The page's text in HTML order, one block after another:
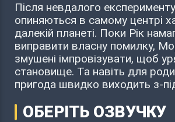
Після невдалого експерименту
опиняються в самому центрі
далекій планеті. Поки Рік
виправити власну помилку,
змушені імпровізувати, щоб
становище. Та навіть для
пригода швидко виходить з-
ОБЕРІТЬ ОЗВУЧКУ